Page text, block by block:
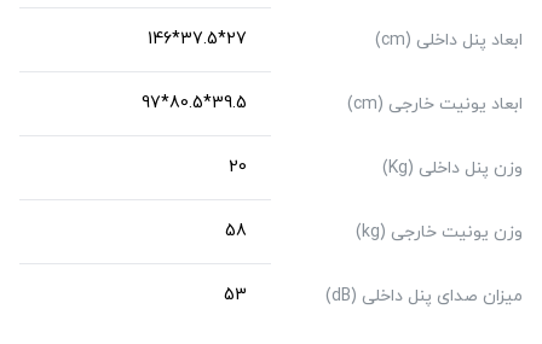
ابعاد پنل داخلی (cm) 27*37.5*146
ابعاد یونیت خارجی (cm) 39.5*80.5*97
وزن پنل داخلی (Kg) 20
وزن یونیت خارجی (kg) 58
میزان صدای پنل داخلی (dB) 53